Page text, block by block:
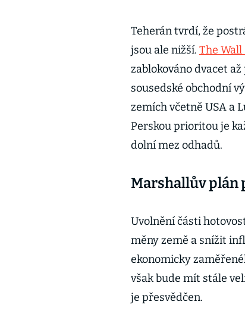
Teherán tvrdí, že
jsou ale nižší. The
zablokováno dvacet
sousedské obchodní
zemích včetně USA a
Perskou prioritou je
dolní mez odhadů.
Marshallův plán
Uvolnění části
měny země a snížit
ekonomicky
však bude mít stále
je přesvědčen.